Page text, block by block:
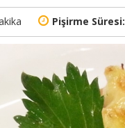
Pişirme Süresi: